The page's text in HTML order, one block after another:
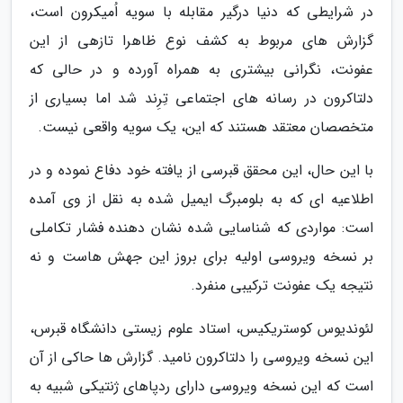
در شرایطی که دنیا درگیر مقابله با سویه اُمیکرون است،
گزارش های مربوط به کشف نوع ظاهرا تازهی از این
عفونت، نگرانی بیشتری به همراه آورده و در حالی که
دلتاکرون در رسانه های اجتماعی تِرِند شد اما بسیاری از
متخصصان معتقد هستند که این، یک سویه واقعی نیست.
با این حال، این محقق قبرسی از یافته خود دفاع نموده و در
اطلاعیه ای که به بلومبرگ ایمیل شده به نقل از وی آمده
است: مواردی که شناسایی شده نشان دهنده فشار تکاملی
بر نسخه ویروسی اولیه برای بروز این جهش هاست و نه
نتیجه یک عفونت ترکیبی منفرد.
لئوندیوس کوستریکیس، استاد علوم زیستی دانشگاه قبرس،
این نسخه ویروسی را دلتاکرون نامید. گزارش ها حاکی از آن
است که این نسخه ویروسی دارای ردپاهای ژنتیکی شبیه به